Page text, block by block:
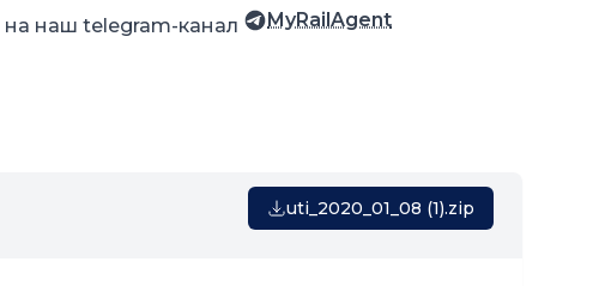
на наш telegram-канал MyRailAgent
uti_2020_01_08 (1).zip